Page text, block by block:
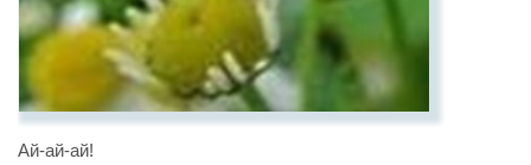
Ай-ай-ай!